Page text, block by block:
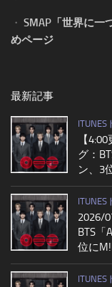
・ SMAP「世界に一
めページ
最新記事
【
グ：
ン、3
2026/
BTS「
位に